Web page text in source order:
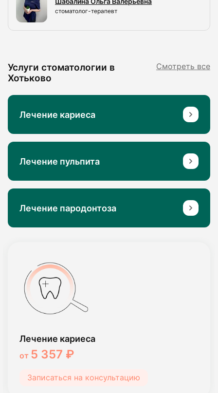
Шабалина Ольга Валерьевна
стоматолог-терапевт
Услуги стоматологии в
Хотьково
Смотреть все
Лечение кариеса
Лечение пульпита
Лечение пародонтоза
Лечение кариеса
от 5 357 ₽
Записаться на консультацию